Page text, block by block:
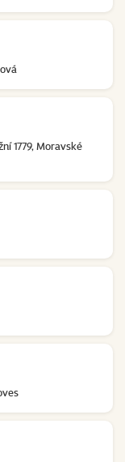
1779, Moravské